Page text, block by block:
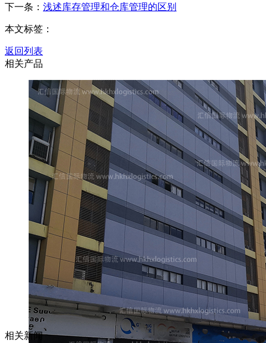
下一条： 浅述库存管理和仓库管理的区别
本文标签：
返回列表
相关产品
相关新闻